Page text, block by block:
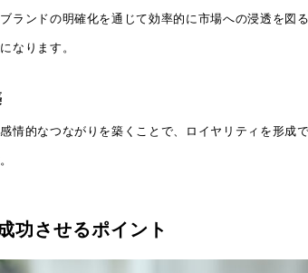
ランドの明確化を通じて効率的に市場への浸透を図
なります。
情的なつながりを築くことで、ロイヤリティを形成
功させるポイント